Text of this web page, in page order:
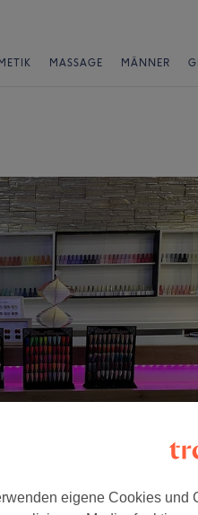
MASSAGE MÄNNER
eigene Cookies und